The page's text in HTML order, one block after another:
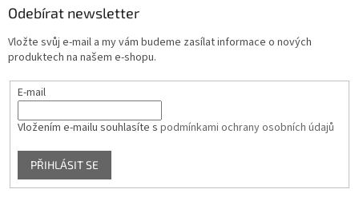
Odebírat newsletter
Vložte svůj e-mail a my vám budeme zasílat informace o nových
produktech na našem e-shopu.
E-mail
Vložením e-mailu souhlasíte s podmínkami ochrany osobních údajů
PŘIHLÁSIT SE